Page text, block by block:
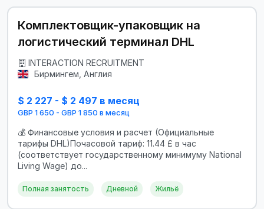
Комплектовщик-упаковщик на
логистический терминал DHL
INTERACTION RECRUITMENT
Бирмингем, Англия
$ 2 227 - $ 2 497 в месяц
GBP 1 650 - GBP 1 850 в месяц
💰 Финансовые условия и расчет (Официальные
тарифы DHL)Почасовой тариф: 11.44 £ в час
(соответствует государственному минимуму National
Living Wage) до...
Полная занятость Дневной Жильё